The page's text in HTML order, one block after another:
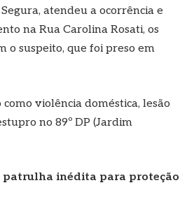
atendeu a ocorrência e
na Rua Carolina Rosati, os
o suspeito, que foi preso em
violência doméstica, lesão
no 89º DP (Jardim
patrulha inédita para proteção